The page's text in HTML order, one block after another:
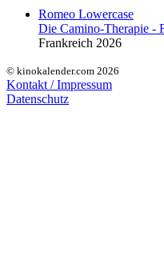
Romeo Lowercase
Die Camino-Therapie -
Frankreich 2026
© kinokalender.com 2026
Kontakt / Impressum
Datenschutz